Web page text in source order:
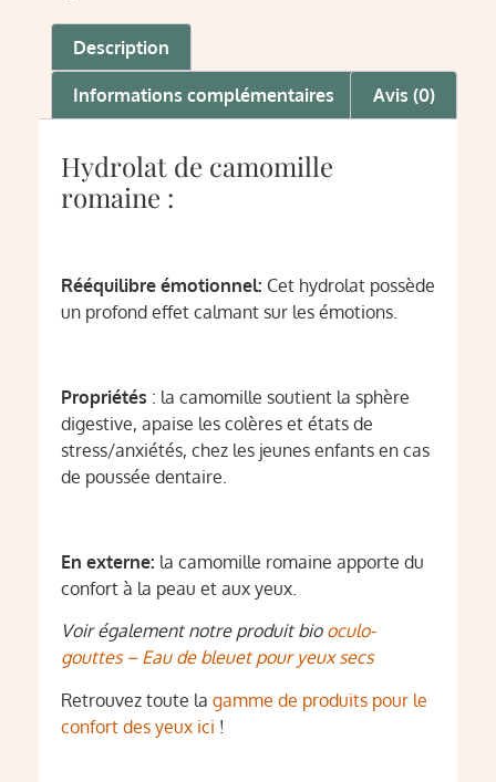
Description
Informations complémentaires Avis (0)
Hydrolat de camomille
romaine :
Rééquilibre émotionnel: Cet hydrolat possède
un profond effet calmant sur les émotions.
Propriétés : la camomille soutient la sphère
digestive, apaise les colères et états de
stress/anxiétés, chez les jeunes enfants en cas
de poussée dentaire.
En externe: la camomille romaine apporte du
confort à la peau et aux yeux.
Voir également notre produit bio oculo-
gouttes – Eau de bleuet pour yeux secs
Retrouvez toute la gamme de produits pour le
confort des yeux ici !